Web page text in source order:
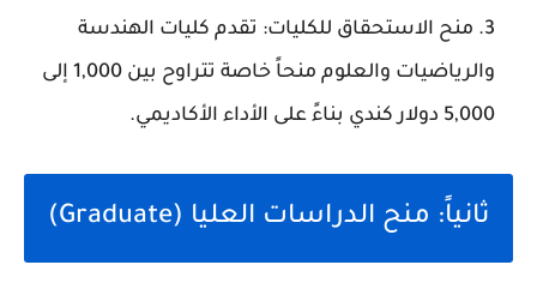
منح الاستحقاق للكليات: تقدم كليات الهندسة
والرياضيات والعلوم منحاً خاصة تتراوح بين 1,000 إلى
5,000 دولار كندي بناءً على الأداء الأكاديمي.
ثانياً: منح الدراسات العليا (Graduate)